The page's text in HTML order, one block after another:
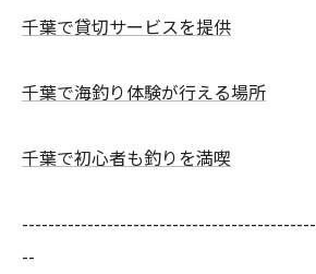
千葉で貸切サービスを提供
千葉で海釣り体験が行える場所
千葉で初心者も釣りを満喫
--